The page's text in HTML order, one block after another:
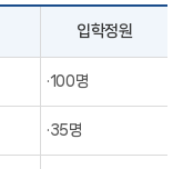
입학정원
·100명
·35명